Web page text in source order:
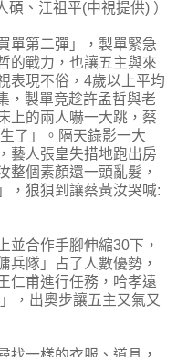
、江祖平(中視提供) ）
單第二彈」，製單緊急
的戰力，也讓五主與來
表現不俗，4歲以上平均
，製單竟趁許孟哲與老
上的兩人嚇一大跳，蔡
了」。隔天錄影一大
藝人張皇失措地跑出房
整個素顏還一頭亂髮，
，狼狽到讓蔡黃汝哭喊:
並合作手腳伸縮30下，
兵隊」占了人數優勢，
仁甫進行任務，哈孝遠
，出奧步讓五主又氣又